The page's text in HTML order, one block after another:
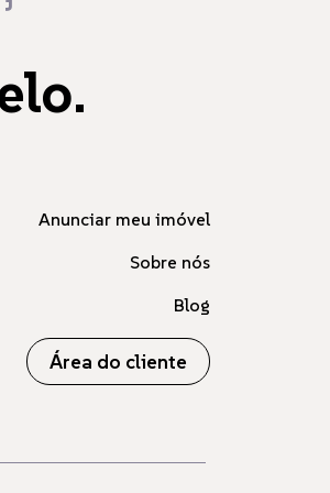
Anunciar meu imóvel
Sobre nós
Blog
Área do cliente